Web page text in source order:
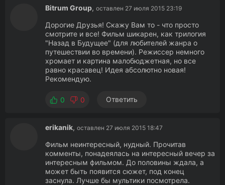
Bitrum Group, оставлен 27 июля 2015 23:19
Дорогие Друзья! Скажу Вам то - что просто
смотрите и все! Фильм шикарен, как трилогия
"Назад в Будущее" (для любителей жанра о
путешествии во времени). Режиссер немного
хромает и картина малобюджетная, но все
равно красавец! Идея абсолютно новая!
Рекомендую.
0 0 Ответить
erikanik, оставлен 27 июля 2015 18:47
Фильм неинтересный, нудный. Прочитав
комменты, понадеялась на интересный вечер за
интересным фильмом. До половины ждала, а
может быть появится сюжет, под конец
заснула. Лучше бы мультики посмотрела.